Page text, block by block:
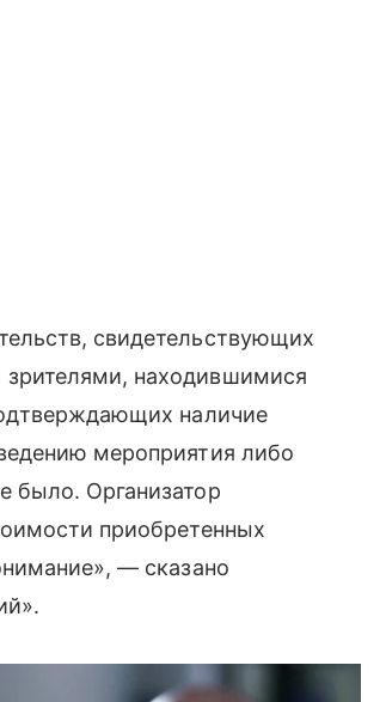
свидетельствующих
находившимися
наличие
мероприятия либо
было. Организатор
приобретенных
— сказано